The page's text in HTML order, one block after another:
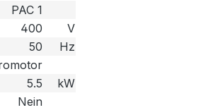
PAC 1
400
V
50
Hz
5.5
kW
Nein